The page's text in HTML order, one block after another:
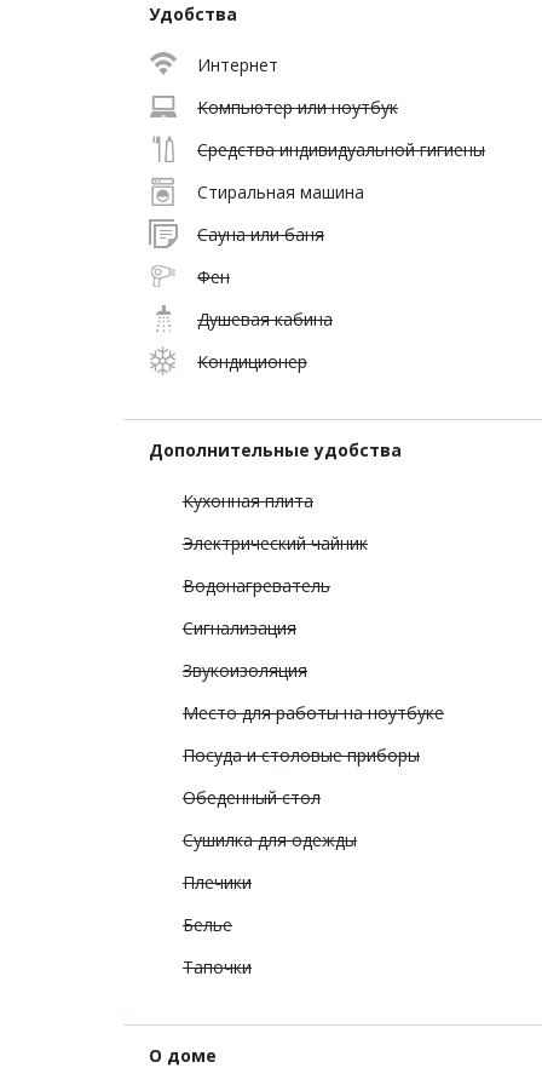
Удобства
Интернет
Компьютер или ноутбук
Средства индивидуальной гигиены
Стиральная машина
Сауна или баня
Фен
Душевая кабина
Кондиционер
Дополнительные удобства
Кухонная плита
Электрический чайник
Водонагреватель
Сигнализация
Звукоизоляция
Место для работы на ноутбуке
Посуда и столовые приборы
Обеденный стол
Сушилка для одежды
Плечики
Белье
Тапочки
О доме